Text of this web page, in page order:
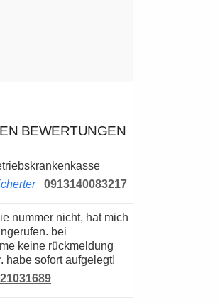
BEWERTUNGEN
0913140083217
bei
keine rückmeldung
habe sofort aufgelegt!